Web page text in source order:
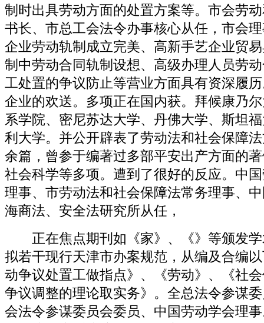
制时出具劳动方面的处置方案等。市会劳
书长、市总工会法令办事核心从任，市会
企业劳动轨制成立完美、高新手艺企业贸
制中劳动合同轨制设想、高级办理人员劳
工处置的争议防止等营业方面具有资深履
企业的欢送。多项正在国内获。拜候康乃
系学院、密尼苏达大学、丹佛大学、斯坦
利大学。并公开辟表了劳动法和社会保障
余篇，曾参于编著过多部平安出产方面的
社会科学等多项。遭到了很好的反应。中
理事、市劳动法和社会保障法常务理事、
海商法、安全法研究所从任，
正在焦点期刊如《家》、《》等颁发学
拟若干现行天津市办案规范，从编及合编
动争议处置工做指点》、《劳动》、《社
争议调整的理论取实务》。全总法令参谋
会法令参谋委员会委员、中国劳动学会理